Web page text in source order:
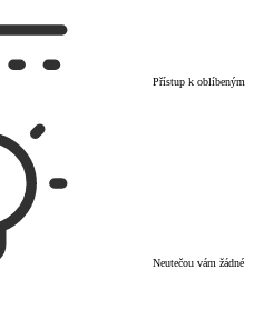
Přístup k oblíbeným
Neutečou vám žádné